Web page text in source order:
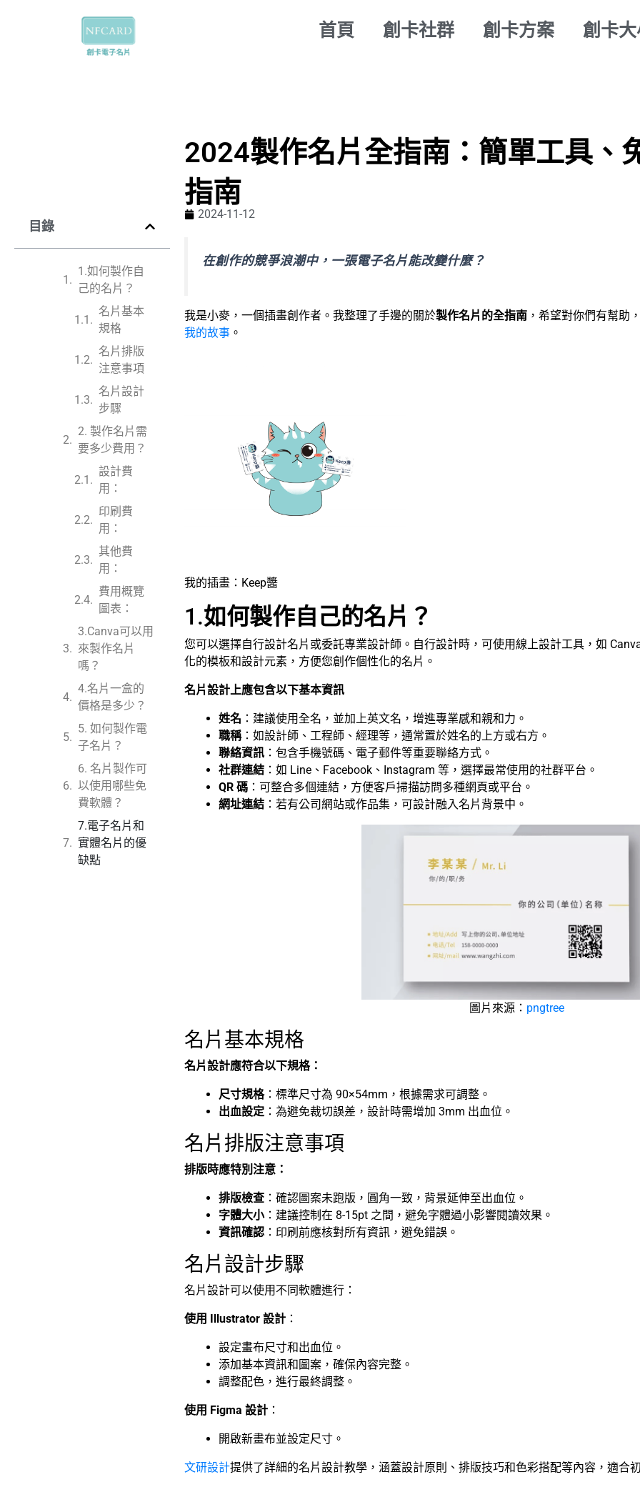
首頁 創卡社群 創卡方案 創卡
目錄
1.如何製作自
己的名片？
名片基本
規格
名片排版
注意事項
名片設計
步驟
2. 製作名片需
要多少費用？
設計費
用：
印刷費
用：
其他費
用：
費用概覽
圖表：
3.Canva可以用
來製作名片
嗎？
4.名片一盒的
價格是多少？
5. 如何製作電
子名片？
6. 名片製作可
以使用哪些免
費軟體？
7.電子名片和
實體名片的優
缺點
2024製作名片全指南：簡單工具、
指南
2024-11-12
在創作的競爭浪潮中，一張電子名片能改變什麼？
我是小麥，一個插畫創作者。我整理了手邊的關於製作名片的全指南，希望對你們有幫助
我的故事。
我的插畫：Keep醬
1.如何製作自己的名片？
您可以選擇自行設計名片或委託專業設計師。自行設計時，可使用線上設計工具，如
化的模板和設計元素，方便您創作個性化的名片。
名片設計上應包含以下基本資訊
姓名 ：建議使用全名，並加上英文名，增進專業感和親和力。
職稱：如設計師、工程師、經理等，通常置於姓名的上方或右方。
聯絡資訊：包含手機號碼、電子郵件等重要聯絡方式。
社群連結：如 Line、Facebook、Instagram 等，選擇最常使用的社群平台。
QR 碼：可整合多個連結，方便客戶掃描訪問多種網頁或平台。
網址連結：若有公司網站或作品集，可設計融入名片背景中。
圖片來源： pngtree
名片基本規格
名片設計應符合以下規格：
尺寸規格：標準尺寸為 90×54mm，根據需求可調整。
出血設定：為避免裁切誤差，設計時需增加 3mm 出血位。
名片排版注意事項
排版時應特別注意：
排版檢查：確認圖案未跑版，圓角一致，背景延伸至出血位。
字體大小：建議控制在 8-15pt 之間，避免字體過小影響閱讀效果。
資訊確認：印刷前應核對所有資訊，避免錯誤。
名片設計步驟
名片設計可以使用不同軟體進行：
使用 Illustrator 設計：
設定畫布尺寸和出血位。
添加基本資訊和圖案，確保內容完整。
調整配色，進行最終調整。
使用 Figma 設計：
開啟新畫布並設定尺寸。
文研設計提供了詳細的名片設計教學，涵蓋設計原則、排版技巧和色彩搭配等內容，適合